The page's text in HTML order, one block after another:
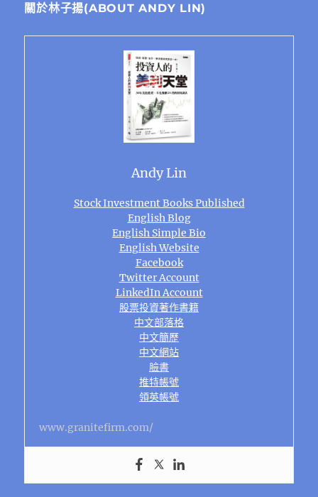
關於林子揚(ABOUT ANDY LIN)
Andy Lin
Stock Investment Books Published
English Blog
English Simple Bio
English Website
Facebook
Twitter Account
LinkedIn Account
股票投資著作書籍
中文部落格
中文簡歷
中文網站
臉書
推特帳號
領英帳號
www.granitefirm.com/